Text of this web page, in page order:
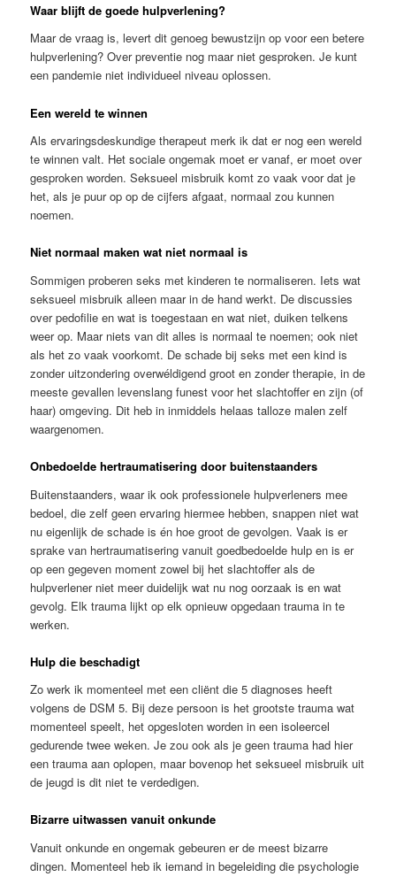
Waar blijft de goede hulpverlening?
Maar de vraag is, levert dit genoeg bewustzijn op voor een betere
hulpverlening? Over preventie nog maar niet gesproken. Je kunt
een pandemie niet individueel niveau oplossen.
Een wereld te winnen
Als ervaringsdeskundige therapeut merk ik dat er nog een wereld
te winnen valt. Het sociale ongemak moet er vanaf, er moet over
gesproken worden. Seksueel misbruik komt zo vaak voor dat je
het, als je puur op op de cijfers afgaat, normaal zou kunnen
noemen.
Niet normaal maken wat niet normaal is
Sommigen proberen seks met kinderen te normaliseren. Iets wat
seksueel misbruik alleen maar in de hand werkt. De discussies
over pedofilie en wat is toegestaan en wat niet, duiken telkens
weer op. Maar niets van dit alles is normaal te noemen; ook niet
als het zo vaak voorkomt. De schade bij seks met een kind is
zonder uitzondering overwéldigend groot en zonder therapie, in de
meeste gevallen levenslang funest voor het slachtoffer en zijn (of
haar) omgeving. Dit heb in inmiddels helaas talloze malen zelf
waargenomen.
Onbedoelde hertraumatisering door buitenstaanders
Buitenstaanders, waar ik ook professionele hulpverleners mee
bedoel, die zelf geen ervaring hiermee hebben, snappen niet wat
nu eigenlijk de schade is én hoe groot de gevolgen. Vaak is er
sprake van hertraumatisering vanuit goedbedoelde hulp en is er
op een gegeven moment zowel bij het slachtoffer als de
hulpverlener niet meer duidelijk wat nu nog oorzaak is en wat
gevolg. Elk trauma lijkt op elk opnieuw opgedaan trauma in te
werken.
Hulp die beschadigt
Zo werk ik momenteel met een cliënt die 5 diagnoses heeft
volgens de DSM 5. Bij deze persoon is het grootste trauma wat
momenteel speelt, het opgesloten worden in een isoleercel
gedurende twee weken. Je zou ook als je geen trauma had hier
een trauma aan oplopen, maar bovenop het seksueel misbruik uit
de jeugd is dit niet te verdedigen.
Bizarre uitwassen vanuit onkunde
Vanuit onkunde en ongemak gebeuren er de meest bizarre
dingen. Momenteel heb ik iemand in begeleiding die psychologie